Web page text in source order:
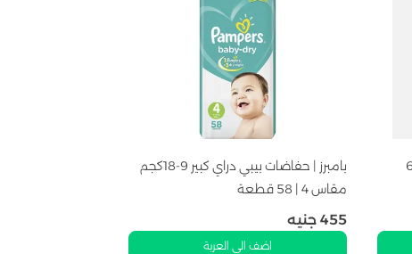
بامبرز | بريميوم عناية فائقة مقاس 6
بامبرز | حفاضات بيبي دراي كبير 9-18كجم
مقاس 4 | 58 قطعة
455 جنيه
اضف الى العربة